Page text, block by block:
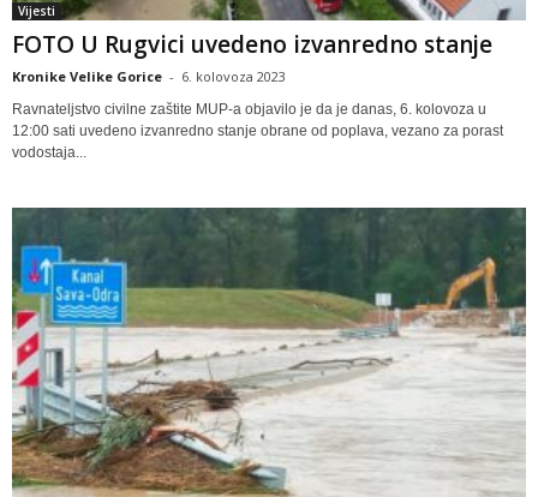
Vijesti
FOTO U Rugvici uvedeno izvanredno stanje
Kronike Velike Gorice - 6. kolovoza 2023
Ravnateljstvo civilne zaštite MUP-a objavilo je da je danas, 6. kolovoza u
12:00 sati uvedeno izvanredno stanje obrane od poplava, vezano za porast
vodostaja...